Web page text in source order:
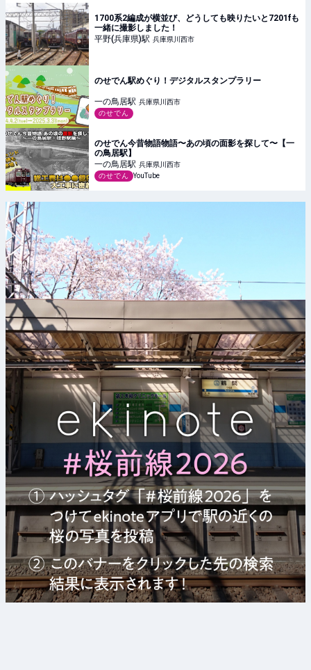
1700系2編成が横並び、どうしても映りたいと7201fも
一緒に撮影しました！
平野(兵庫県)駅 兵庫県川西市
のせでん駅めぐり！デジタルスタンプラリー
一の鳥居駅 兵庫県川西市
のせでん
のせでん今昔物語物語〜あの頃の面影を探して〜【一
の鳥居駅】
一の鳥居駅 兵庫県川西市
のせでん
YouTube